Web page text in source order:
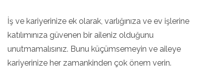
İş ve kariyerinize ek olarak, varlığınıza ve ev işlerine
katılımınıza güvenen bir aileniz olduğunu
unutmamalısınız. Bunu küçümsemeyin ve aileye
kariyerinize her zamankinden çok önem verin.